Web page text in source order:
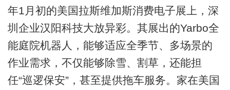
年1月初的美国拉斯维加斯消费电子展上，深
圳企业汉阳科技大放异彩。其展出的Yarbo全
能庭院机器人，能够适应全季节、多场景的
作业需求，不仅能够除雪、割草，还能担
任“巡逻保安”，甚至提供拖车服务。家在美国